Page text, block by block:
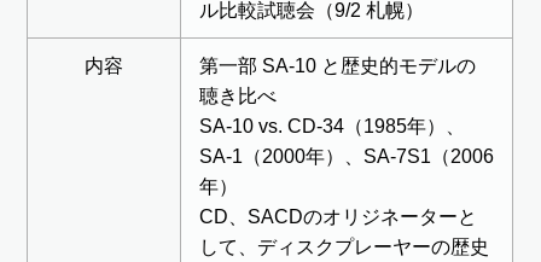
ル比較試聴会（9/2 札幌）
内容
第一部 SA-10 と歴史的モデルの
聴き比べ
SA-10 vs. CD-34（1985年）、
SA-1（2000年）、SA-7S1（2006
年）
CD、SACDのオリジネーターと
して、ディスクプレーヤーの歴史